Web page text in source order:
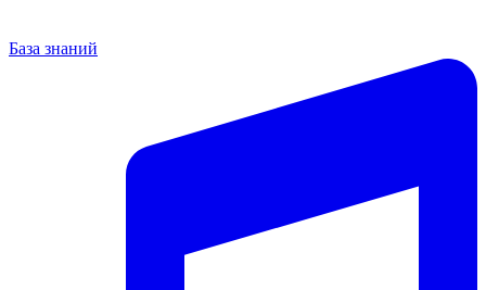
База знаний